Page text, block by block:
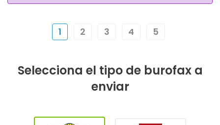
1 2 3 4 5
Selecciona el tipo de burofax a
enviar